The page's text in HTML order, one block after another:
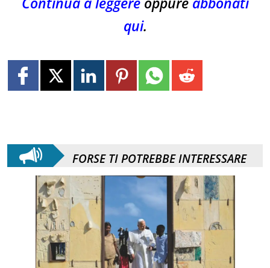
qui.
FORSE TI POTREBBE INTERESSARE